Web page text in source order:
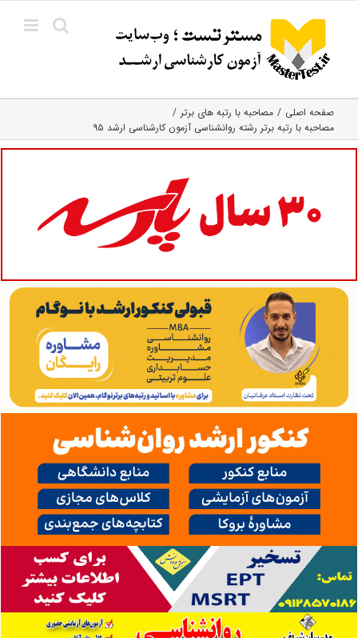
content
صفحه اصلی
مصاحبه با رتبه های برتر
مصاحبه با رتبه برتر رشته روانشناسی آزمون کارشناسی ارشد ۹۵